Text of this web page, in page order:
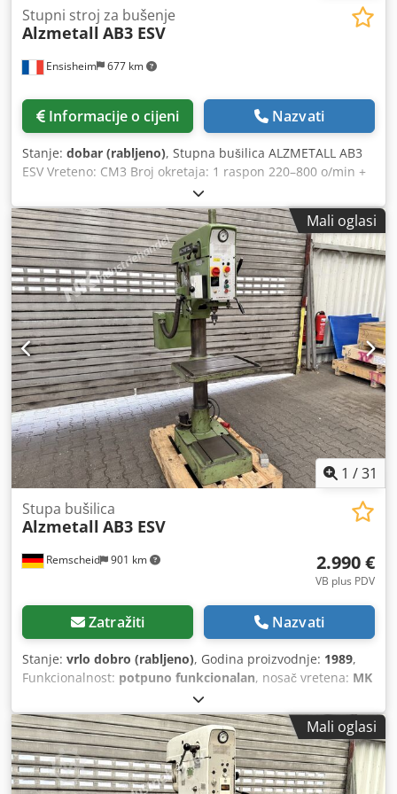
Ensisheim 677 km
Stupni stroj za bušenje
Alzmetall AB3 ESV
Informacije o cijeni Nazvati
Stanje: dobar (rabljeno), Stupna bušilica ALZMETALL AB3
ESV Vreteno: CM3 Broj okretaja: 1 raspon 220–800 o/min +
1 raspon 800–2900 o/min Codpfxezmxw Es Akasrf Veličina
stola: Duljina 615 mm x Širina 470 mm Hod vretena: 160
mm Dubina grla: 280 mm Podešavanje brzine prijenosom
preko remena Rotirajući stol 360° Automatski radni pomak
3 brzine pomaka: 0,006 - 0,12 - 0,18 mm/min. Pumpa za
podmazivanje Napon: 380 V Širina: 800 mm Dubina: 1300
mm Ukupna visina: 1900 mm Težina: cca 800 kg
Mali oglasi
1 /31
Remscheid 901 km
Stupa bušilica
Alzmetall AB3 ESV
2.990 €
VB plus PDV
Zatražiti Nazvati
Stanje: vrlo dobro (rabljeno), Godina proizvodnje: 1989,
Funkcionalnost: potpuno funkcionalan, nosač vretena: MK
, maksimalna brzina okretanja:
vrtnje (min.):65 okr/min, dubina grla:180 mm, Na
prodaju je stupna bušilica marke Alzmetall u dobrom,
rabljenom stanju, kao što se može vidjeti na slikama.
Tehnički podaci: • Proizvođač: Alzmetall Crjdpfx Ajzl U
Rrokasf • Model: AB3-ESV • Brzina rotacije: cca 65 - 1.750
Mali oglasi